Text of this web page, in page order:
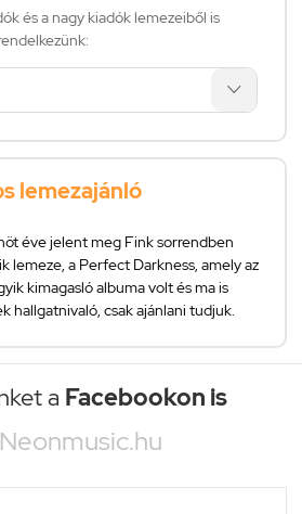
és a nagy kiadók lemezeiből is
lemezajánló
éve jelent meg Fink sorrendben
lemeze, a Perfect Darkness, amely az
kimagasló albuma volt és ma is
hallgatnivaló, csak ajánlani tudjuk.
a Facebookon is